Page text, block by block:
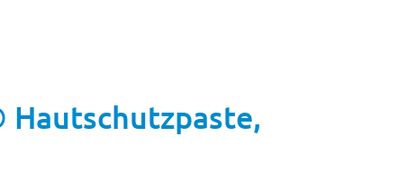
Hautschutzpaste,